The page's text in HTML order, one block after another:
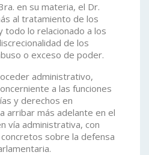
en su materia, el Dr.
al tratamiento de los
lo relacionado a los
de los
o exceso de poder.
administrativo,
a las funciones
y derechos en
arribar más adelante en el
vía administrativa, con
sobre la defensa